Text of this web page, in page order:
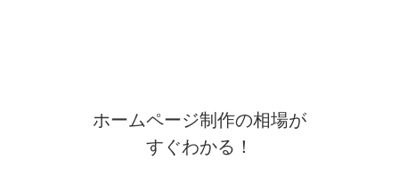
ホームページ制作の相場が
すぐわかる！